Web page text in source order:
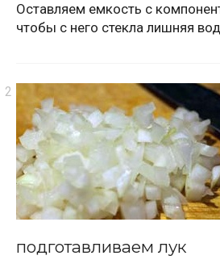
Оставляем емкость с
чтобы с него стекла лишняя
подготавливаем лук